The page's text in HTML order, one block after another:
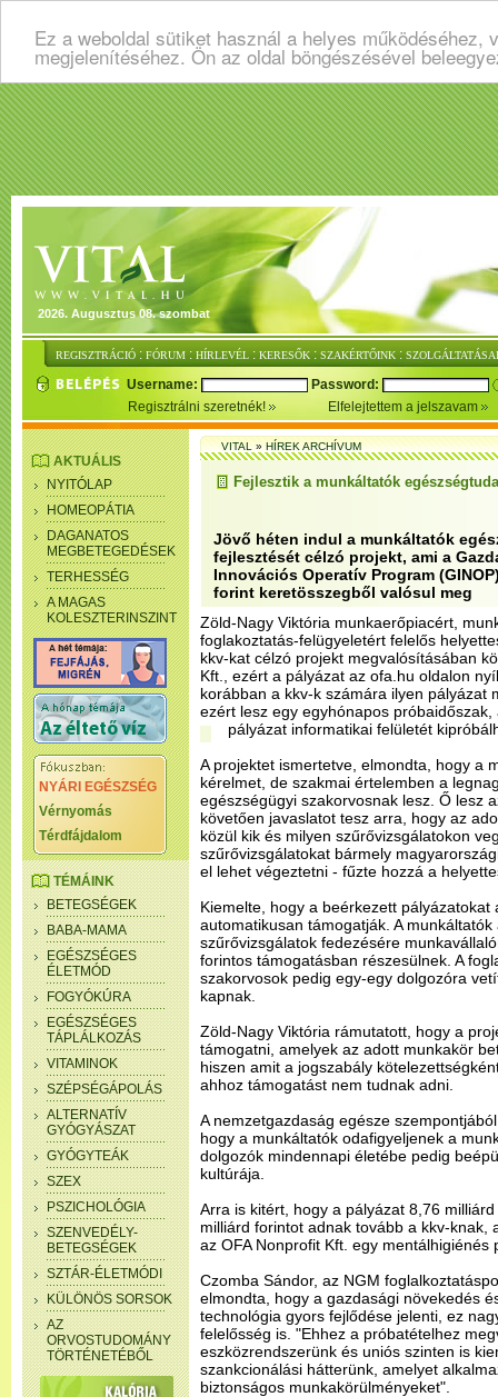
Ez a weboldal sütiket használ a helyes
megjelenítéséhez. Ön az oldal böngészésével
2026. Augusztus 08. szombat
REGISZTRÁCIÓ : FÓRUM : HÍRLEVÉL : KERESŐK : SZAKÉRTŐINK :
Username:
Password:
Regisztrálni szeretnék!
Elfelejtettem a jelszavam
AKTUÁLIS
NYITÓLAP
HOMEOPÁTIA
DAGANATOS
MEGBETEGEDÉSEK
TERHESSÉG
A MAGAS
KOLESZTERINSZINT
NYÁRI EGÉSZSÉG
Vérnyomás
Térdfájdalom
TÉMÁINK
BETEGSÉGEK
BABA-MAMA
EGÉSZSÉGES
ÉLETMÓD
FOGYÓKÚRA
EGÉSZSÉGES
TÁPLÁLKOZÁS
VITAMINOK
SZÉPSÉGÁPOLÁS
ALTERNATÍV
GYÓGYÁSZAT
GYÓGYTEÁK
SZEX
PSZICHOLÓGIA
SZENVEDÉLY-
BETEGSÉGEK
SZTÁR-ÉLETMÓDI
KÜLÖNÖS SORSOK
AZ
ORVOSTUDOMÁNY
TÖRTÉNETÉBŐL
VITAL»HÍREK ARCHÍVUM
Fejlesztik a munkáltatók
Jövő héten indul a munkáltatók
fejlesztését célzó projekt, ami a
Innovációs Operatív Program
forint keretösszegből valósul meg
Zöld-Nagy Viktória munkaerőpiacért,
foglakoztatás-felügyeletért felelős
kkv-kat célzó projekt megvalósításában
Kft., ezért a pályázat az ofa.hu oldalon
korábban a kkv-k számára ilyen pályázat
ezért lesz egy egyhónapos
pályázat informatikai felületét
A projektet ismertetve, elmondta, hogy a
kérelmet, de szakmai értelemben a
egészségügyi szakorvosnak lesz. Ő lesz
követően javaslatot tesz arra, hogy az
közül kik és milyen szűrővizsgálatokon
szűrővizsgálatokat bármely
el lehet végeztetni - fűzte hozzá a
Kiemelte, hogy a beérkezett pályázatokat
automatikusan támogatják. A
szűrővizsgálatok fedezésére
forintos támogatásban részesülnek. A
szakorvosok pedig egy-egy dolgozóra
kapnak.
Zöld-Nagy Viktória rámutatott, hogy a
támogatni, amelyek az adott munkakör
hiszen amit a jogszabály
ahhoz támogatást nem tudnak adni.
A nemzetgazdaság egésze
hogy a munkáltatók odafigyeljenek a
dolgozók mindennapi életébe pedig
kultúrája.
Arra is kitért, hogy a pályázat 8,76
milliárd forintot adnak tovább a kkv-knak,
az OFA Nonprofit Kft. egy
Czomba Sándor, az NGM
elmondta, hogy a gazdasági növekedés
technológia gyors fejlődése jelenti, ez
felelősség is. "Ehhez a próbatételhez
eszközrendszerünk és uniós szinten is
szankcionálási hátterünk, amelyet
biztonságos munkakörülményeket".